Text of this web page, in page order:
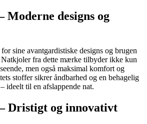
Moderne designs og
sine avantgardistiske designs og brugen
Natkjoler fra dette mærke tilbyder ikke kun
men også maksimal komfort og
stoffer sikrer åndbarhed og en behagelig
ideelt til en afslappende nat.
Dristigt og innovativt